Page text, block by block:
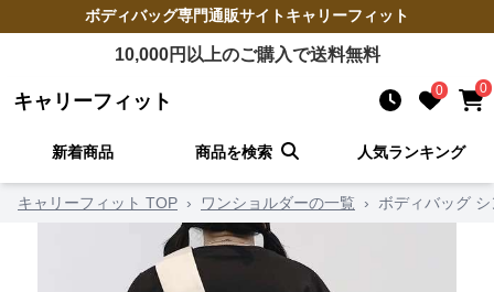
ボディバッグ専門通販サイトキャリーフィット
10,000円以上のご購入で送料無料
キャリーフィット 0 0
新着商品 商品を検索 人気ランキング
キャリーフィット TOP › ワンショルダーの一覧 › ボディバッグ